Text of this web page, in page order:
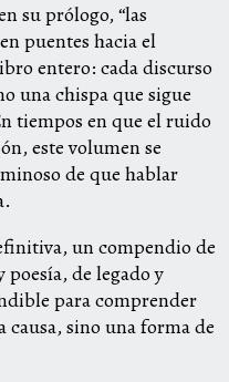
su prólogo, “las
puentes hacia el
entero: cada discurso
una chispa que sigue
tiempos en que el ruido
este volumen se
de que hablar
un compendio de
de legado y
para comprender
causa, sino una forma de